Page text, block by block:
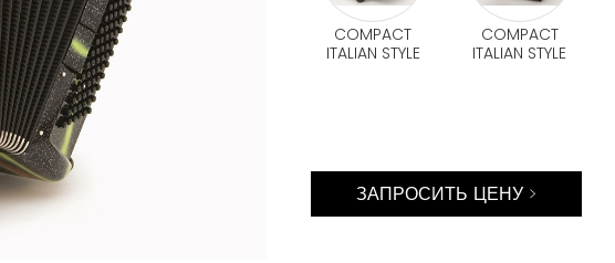
COMPACT
ITALIAN STYLE
COMPACT
ITALIAN STYLE
ЗАПРОСИТЬ ЦЕНУ >